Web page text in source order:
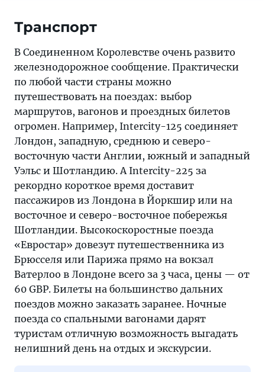
Транспорт
В Соединенном Королевстве очень развито
железнодорожное сообщение. Практически
по любой части страны можно
путешествовать на поездах: выбор
маршрутов, вагонов и проездных билетов
огромен. Например, Intercity-125 соединяет
Лондон, западную, среднюю и северо-
восточную части Англии, южный и западный
Уэльс и Шотландию. А Intercity-225 за
рекордно короткое время доставит
пассажиров из Лондона в Йоркшир или на
восточное и северо-восточное побережья
Шотландии. Высокоскоростные поезда
«Евростар» довезут путешественника из
Брюсселя или Парижа прямо на вокзал
Ватерлоо в Лондоне всего за 3 часа, цены — от
60 GBP. Билеты на большинство дальних
поездов можно заказать заранее. Ночные
поезда со спальными вагонами дарят
туристам отличную возможность выгадать
нелишний день на отдых и экскурсии.